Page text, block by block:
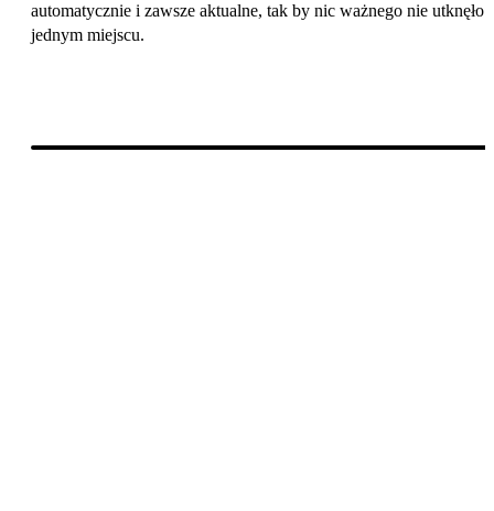
automatycznie i zawsze aktualne, tak by nic ważnego nie utknęło
jednym miejscu.